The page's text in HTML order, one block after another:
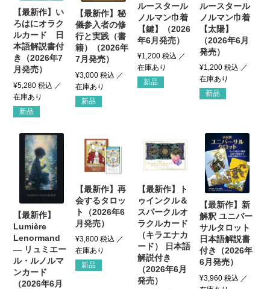
【最新作】い
ろはにオラク
ルカード 日
本語解説書付
き（2026年7
月発売）
¥5,280 税込
新品
【最新作】秘
儀参入者の修
行と実践（書
籍）（2026年
7月発売）
¥3,000 税込
新品
ルースタール
ノルマン巾着
【鍵】（2026
年6月発売）
¥1,200 税込
新品
ルースタール
ノルマン巾着
【太陽】
（2026年6月
発売）
¥1,200税込
新品
【最新作】
Lumière
Lenormand
― リュミエー
ル・ルノルマ
ンカード
（2026年6月
【最新作】再
会するタロッ
ト（2026年6
月発売）
¥3,800 税込
新品
【最新作】ト
ゥインクル＆
スパークルオ
ラクルカード
（キラエナカ
ード） 日本語
解説付き
（2026年6月
発売）
【最新作】新
解釈 ユニバー
サルタロット
日本語解説書
付き（2026年
6月発売）
¥3,960税込